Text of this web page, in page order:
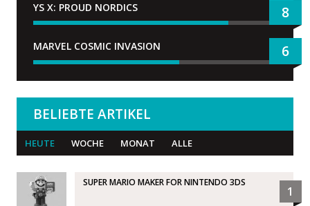
YS X: PROUD NORDICS 8
MARVEL COSMIC INVASION 6
BELIEBTE ARTIKEL
HEUTE WOCHE MONAT ALLE
SUPER MARIO MAKER FOR NINTENDO 3DS
1